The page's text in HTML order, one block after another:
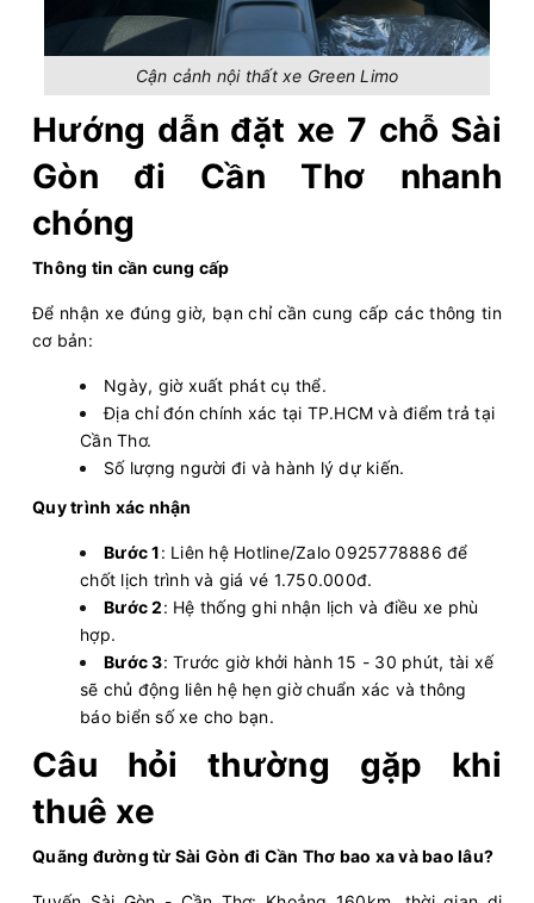
Cận cảnh nội thất xe Green Limo
Hướng dẫn đặt xe 7 chỗ Sài
Gòn đi Cần Thơ nhanh
chóng
Thông tin cần cung cấp
Để nhận xe đúng giờ, bạn chỉ cần cung cấp các thông tin
cơ bản:
Ngày, giờ xuất phát cụ thể.
Địa chỉ đón chính xác tại TP.HCM và điểm trả tại
Cần Thơ.
Số lượng người đi và hành lý dự kiến.
Quy trình xác nhận
Bước 1: Liên hệ Hotline/Zalo 0925778886 để
chốt lịch trình và giá vé 1.750.000đ.
Bước 2: Hệ thống ghi nhận lịch và điều xe phù
hợp.
Bước 3: Trước giờ khởi hành 15 - 30 phút, tài xế
sẽ chủ động liên hệ hẹn giờ chuẩn xác và thông
báo biển số xe cho bạn.
Câu hỏi thường gặp khi
thuê xe
Quãng đường từ Sài Gòn đi Cần Thơ bao xa và bao lâu?